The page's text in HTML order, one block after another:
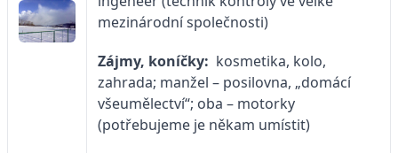
mezinárodní společnosti)
Zájmy, koníčky: kosmetika, kolo,
zahrada; manžel – posilovna, „domácí
všeumělectví“; oba – motorky
(potřebujeme je někam umístit)